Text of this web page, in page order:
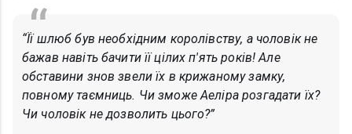
“Її шлюб був необхідним королівству, а чоловік не
бажав навіть бачити її цілих п'ять років! Але
обставини знов звели їх в крижаному замку,
повному таємниць. Чи зможе Аеліра розгадати їх?
Чи чоловік не дозволить цього?”